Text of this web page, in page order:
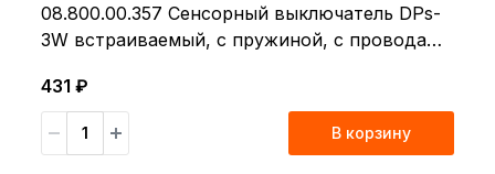
08.800.00.357 Сенсорный выключатель DPs-
3W встраиваемый, с пружиной, с проводами
42*10мм
431 ₽
В корзину